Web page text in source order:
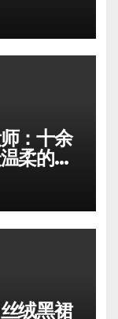
：十余
柔的双
绒黑裙